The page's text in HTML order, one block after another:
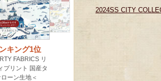
2024SS CITY